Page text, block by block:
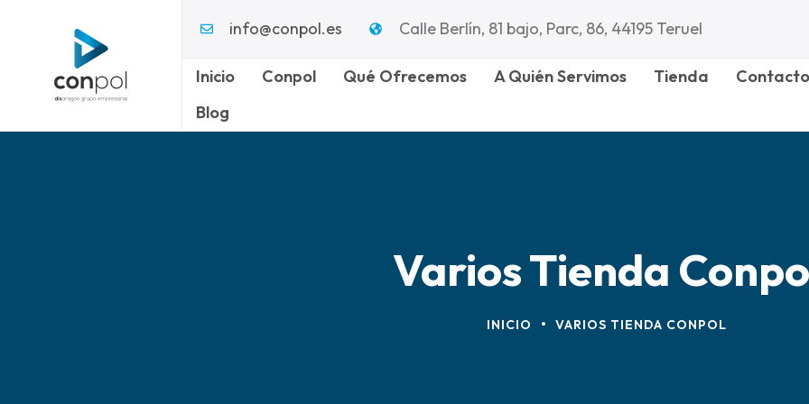
info@conpol.es Calle Berlín, 81 bajo, Parc, 86, 44195 Teruel
Inicio Conpol Qué Ofrecemos A Quién Servimos Tienda
Contacto
Blog
Varios Tienda
INICIO • VARIOS TIENDA CONPOL